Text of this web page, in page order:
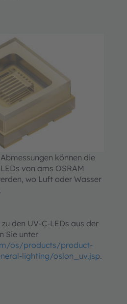
können die
von ams OSRAM
wo Luft oder Wasser
den UV-C-LEDs aus der
Sie unter
os/products/product-
lighting/oslon_uv.jsp.